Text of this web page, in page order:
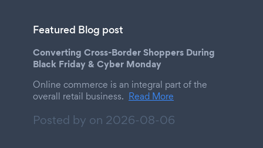
Featured Blog post
Converting Cross-Border Shoppers During
Black Friday & Cyber Monday
Online commerce is an integral part of the
overall retail business. Read More
Posted by on 2026-08-06